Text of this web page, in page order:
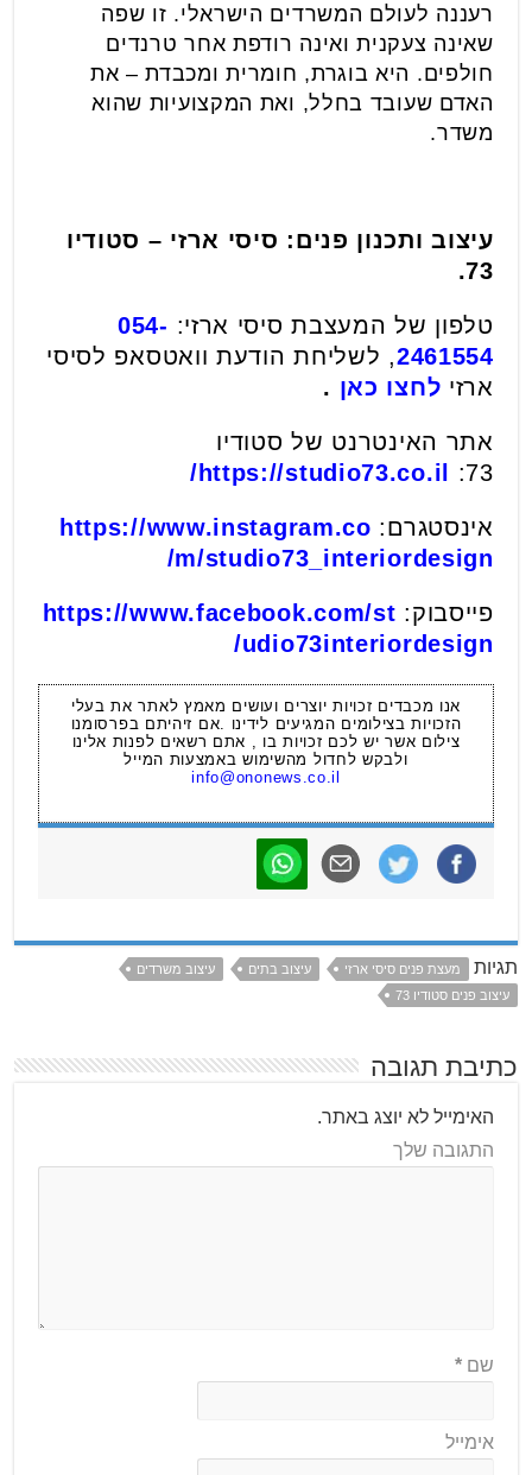
רעננה לעולם המשרדים הישראלי. זו שפה
שאינה צעקנית ואינה רודפת אחר טרנדים
חולפים. היא בוגרת, חומרית ומכבדת – את
האדם שעובד בחלל, ואת המקצועיות שהוא
משדר.
עיצוב ותכנון פנים: סיסי ארזי – סטודיו
73.
טלפון של המעצבת סיסי ארזי: 054-
2461554, לשליחת הודעת וואטסאפ לסיסי
ארזי לחצו כאן .
אתר האינטרנט של סטודיו
73:
https://studio73.co.il/
אינסטגרם: https://www.instagram.co
m/studio73_interiordesign/
פייסבוק: https://www.facebook.com/st
udio73interiordesign/
אנו מכבדים זכויות יוצרים ועושים מאמץ לאתר את בעלי
הזכויות בצילומים המגיעים לידינו .אם זיהיתם בפרסומנו
צילום אשר יש לכם זכויות בו , אתם רשאים לפנות אלינו
ולבקש לחדול מהשימוש באמצעות המייל
info@ononews.co.il
תגיות מעצת פנים סיסי ארזי עיצוב בתים
עיצוב משרדים
עיצוב פנים סטודיו 73
כתיבת תגובה
האימייל לא יוצג באתר.
התגובה שלך
שם*
אימייל